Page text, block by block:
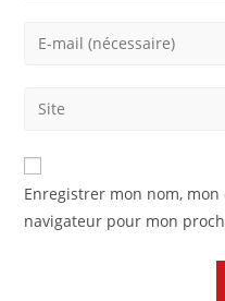
Enregistrer mon nom,
navigateur pour mon